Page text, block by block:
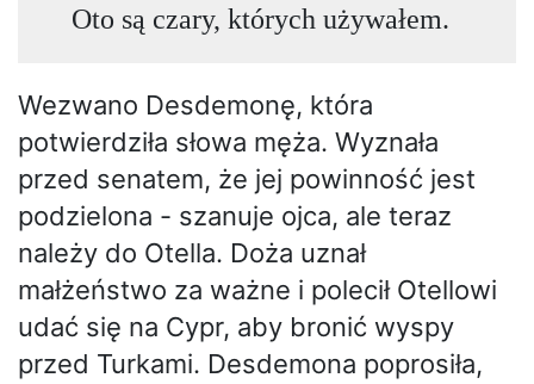
Oto są czary, których używałem.
Wezwano Desdemonę, która
potwierdziła słowa męża. Wyznała
przed senatem, że jej powinność jest
podzielona - szanuje ojca, ale teraz
należy do Otella. Doża uznał
małżeństwo za ważne i polecił Otellowi
udać się na Cypr, aby bronić wyspy
przed Turkami. Desdemona poprosiła,